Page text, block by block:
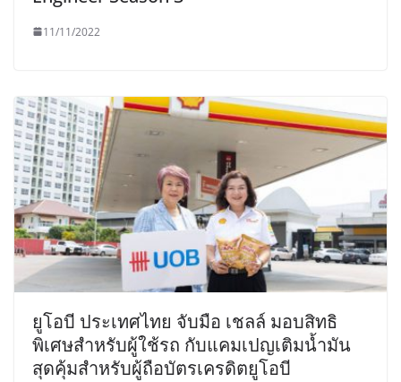
11/11/2022
ยูโอบี ประเทศไทย จับมือ เชลล์ มอบสิทธิ
พิเศษสำหรับผู้ใช้รถ กับแคมเปญเติมน้ำมัน
สุดคุ้มสำหรับผู้ถือบัตรเครดิตยูโอบี